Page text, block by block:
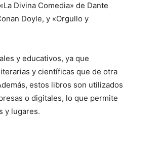
Divina Comedia» de Dante
Doyle, y «Orgullo y
y educativos, ya que
y científicas que de otra
estos libros son utilizados
o digitales, lo que permite
y lugares.